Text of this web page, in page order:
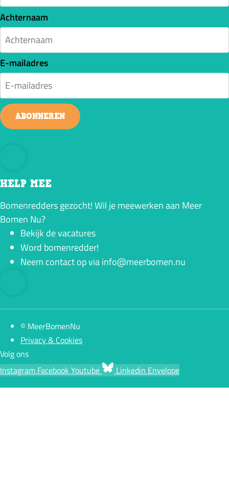
Achternaam
E-mailadres
ABONNEREN
HELP MEE
Bomenredders gezocht! Wil je meewerken aan Meer
Bomen Nu?
Bekijk de vacatures
Word bomenredder!
Neem contact op via info@meerbomen.nu
© MeerBomenNu
Privacy & Cookies
Volg ons
Instagram Facebook Youtube Linkedin Envelope